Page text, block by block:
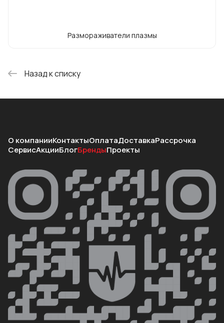
Размораживатели плазмы
Назад к списку
О компанииКонтактыОплатаДоставкаРассрочка
СервисАкцииБлогБрендыПроекты